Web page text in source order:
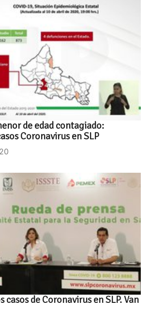
de edad contagiado:
Coronavirus en SLP
casos de Coronavirus en SLP. Van